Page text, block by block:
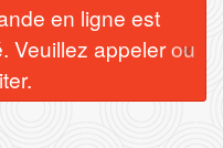
en ligne est
Veuillez appeler ou
×